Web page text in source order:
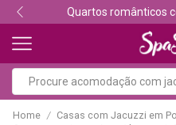
Quartos românticos
Home / Casas com Jacuzzi em